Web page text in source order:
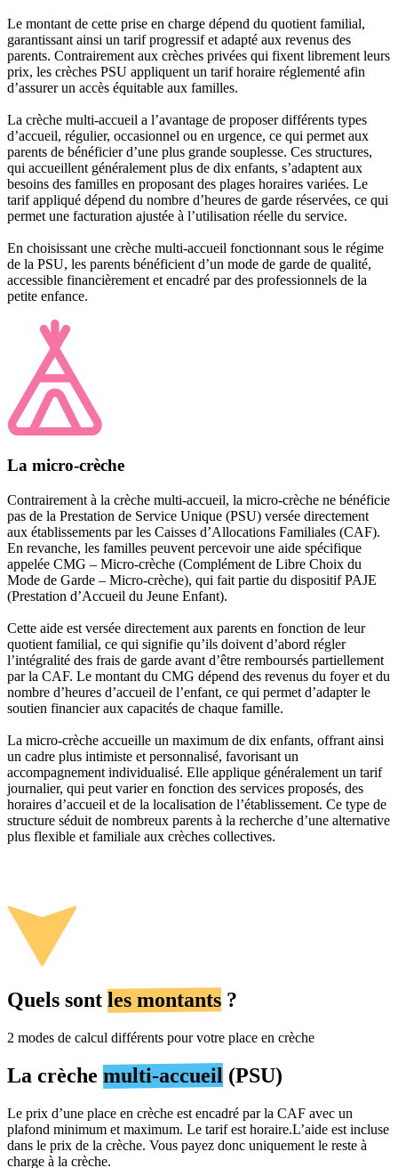
Le montant de cette prise en charge dépend du quotient familial,
garantissant ainsi un tarif progressif et adapté aux revenus des
parents. Contrairement aux crèches privées qui fixent librement leurs
prix, les crèches PSU appliquent un tarif horaire réglementé afin
d’assurer un accès équitable aux familles.
La crèche multi-accueil a l’avantage de proposer différents types
d’accueil, régulier, occasionnel ou en urgence, ce qui permet aux
parents de bénéficier d’une plus grande souplesse. Ces structures,
qui accueillent généralement plus de dix enfants, s’adaptent aux
besoins des familles en proposant des plages horaires variées. Le
tarif appliqué dépend du nombre d’heures de garde réservées, ce qui
permet une facturation ajustée à l’utilisation réelle du service.
En choisissant une crèche multi-accueil fonctionnant sous le régime
de la PSU, les parents bénéficient d’un mode de garde de qualité,
accessible financièrement et encadré par des professionnels de la
petite enfance.
La micro-crèche
Contrairement à la crèche multi-accueil, la micro-crèche ne bénéficie
pas de la Prestation de Service Unique (PSU) versée directement
aux établissements par les Caisses d’Allocations Familiales (CAF).
En revanche, les familles peuvent percevoir une aide spécifique
appelée CMG – Micro-crèche (Complément de Libre Choix du
Mode de Garde – Micro-crèche), qui fait partie du dispositif PAJE
(Prestation d’Accueil du Jeune Enfant).
Cette aide est versée directement aux parents en fonction de leur
quotient familial, ce qui signifie qu’ils doivent d’abord régler
l’intégralité des frais de garde avant d’être remboursés partiellement
par la CAF. Le montant du CMG dépend des revenus du foyer et du
nombre d’heures d’accueil de l’enfant, ce qui permet d’adapter le
soutien financier aux capacités de chaque famille.
La micro-crèche accueille un maximum de dix enfants, offrant ainsi
un cadre plus intimiste et personnalisé, favorisant un
accompagnement individualisé. Elle applique généralement un tarif
journalier, qui peut varier en fonction des services proposés, des
horaires d’accueil et de la localisation de l’établissement. Ce type de
structure séduit de nombreux parents à la recherche d’une alternative
plus flexible et familiale aux crèches collectives.
Quels sont les montants ?
2 modes de calcul différents pour votre place en crèche
La crèchemulti-accueil (PSU)
Le prix d’une place en crèche est encadré par la CAF avec un
plafond minimum et maximum. Le tarif est horaire.L’aide est incluse
dans le prix de la crèche. Vous payez donc uniquement le reste à
charge à la crèche.